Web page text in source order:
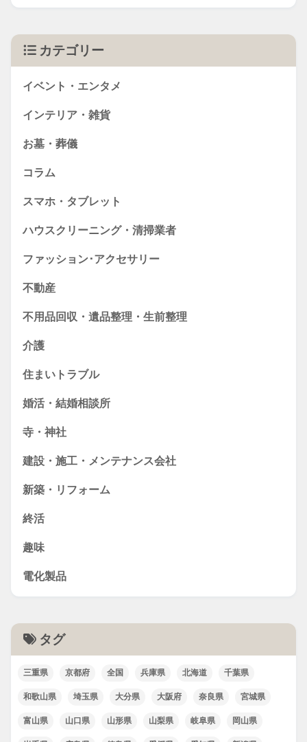
カテゴリー
イベント・エンタメ
インテリア・雑貨
お墓・葬儀
コラム
スマホ・タブレット
ハウスクリーニング・清掃業者
ファッション･アクセサリー
不動産
不用品回収・遺品整理・生前整理
介護
住まいトラブル
婚活・結婚相談所
寺・神社
建設・施工・メンテナンス会社
新築・リフォーム
終活
趣味
電化製品
タグ
三重県 京都府 全国 兵庫県 北海道 千葉県
和歌山県 埼玉県 大分県 大阪府 奈良県 宮城県
富山県 山口県 山形県 山梨県 岐阜県 岡山県